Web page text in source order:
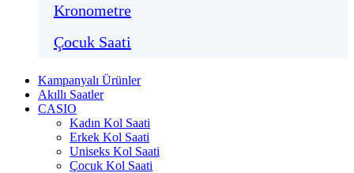
Kronometre
Çocuk Saati
Kampanyalı Ürünler
Akıllı Saatler
CASIO
Kadın Kol Saati
Erkek Kol Saati
Uniseks Kol Saati
Çocuk Kol Saati